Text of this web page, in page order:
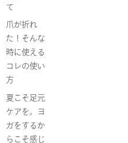
て
爪が折れ
た！そんな
時に使える
コレの使い
方
夏こそ足元
ケアを。ヨ
ガをするか
らこそ感じ